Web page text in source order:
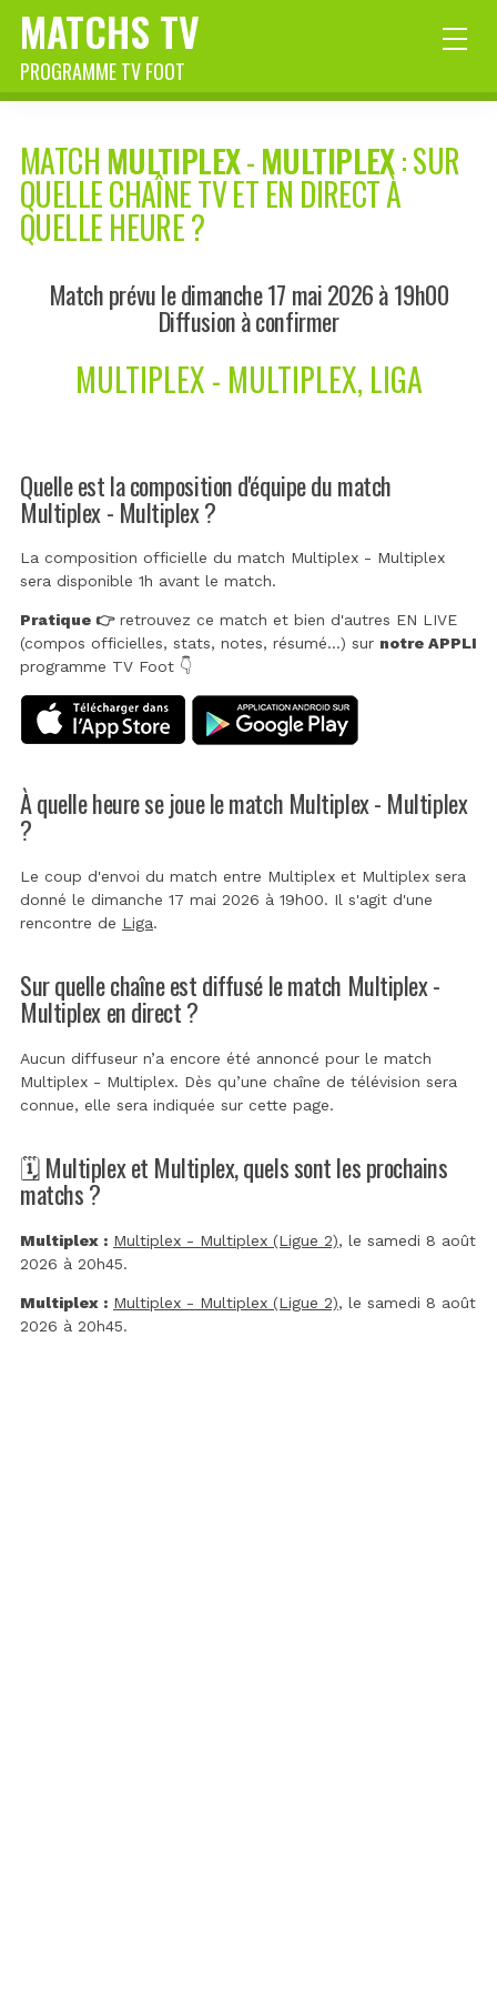
MATCHS TV
PROGRAMME TV FOOT
MATCH MULTIPLEX-MULTIPLEX: SUR
QUELLE CHAÎNE TV ET EN DIRECT À
QUELLE HEURE ?
Match prévu le dimanche 17 mai 2026 à 19h00
Diffusion à confirmer
MULTIPLEX - MULTIPLEX, LIGA
Quelle est la composition d'équipe du match
Multiplex - Multiplex ?
La composition officielle du match Multiplex - Multiplex
sera disponible 1h avant le match.
Pratique 👉retrouvez ce match et bien d'autres EN LIVE
(compos officielles, stats, notes, résumé...) sur notre APPLI
programme TV Foot 👇
À quelle heure se joue le match Multiplex - Multiplex
?
Le coup d'envoi du match entre Multiplex et Multiplex sera
donné le dimanche 17 mai 2026 à 19h00. Il s'agit d'une
rencontre de Liga.
Sur quelle chaîne est diffusé le match Multiplex -
Multiplex en direct ?
Aucun diffuseur n’a encore été annoncé pour le match
Multiplex - Multiplex. Dès qu’une chaîne de télévision sera
connue, elle sera indiquée sur cette page.
🗓️ Multiplex et Multiplex, quels sont les prochains
matchs ?
Multiplex : Multiplex - Multiplex (Ligue 2), le samedi 8 août
2026 à 20h45.
Multiplex : Multiplex - Multiplex (Ligue 2), le samedi 8 août
2026 à 20h45.